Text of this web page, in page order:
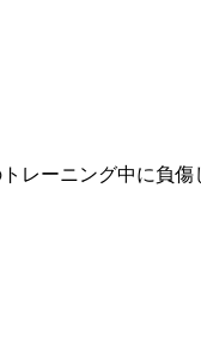
レーニング中に負